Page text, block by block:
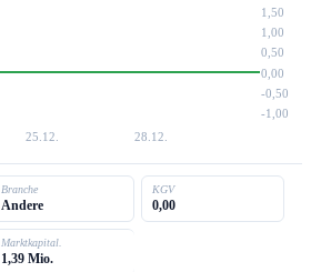
1,50
1,00
0,50
0,00
-0,50
-1,00
25.12. 28.12.
Branche
Andere
KGV
0,00
Marktkapital.
1,39 Mio.